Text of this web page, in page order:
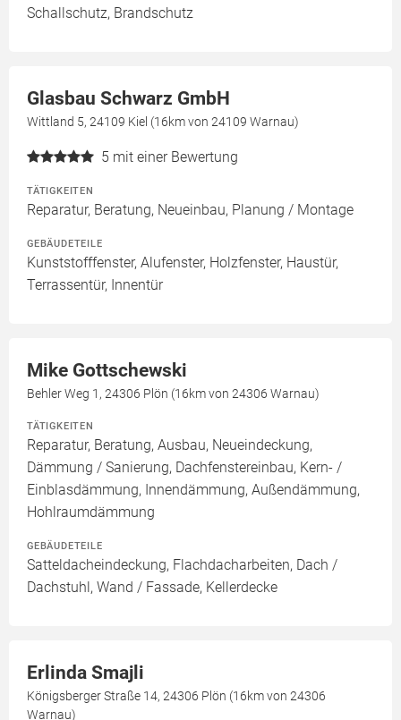
Schallschutz, Brandschutz
Glasbau Schwarz GmbH
Wittland 5, 24109 Kiel (16km von 24109 Warnau)
5 mit einer Bewertung
TÄTIGKEITEN
Reparatur, Beratung, Neueinbau, Planung / Montage
GEBÄUDETEILE
Kunststofffenster, Alufenster, Holzfenster, Haustür,
Terrassentür, Innentür
Mike Gottschewski
Behler Weg 1, 24306 Plön (16km von 24306 Warnau)
TÄTIGKEITEN
Reparatur, Beratung, Ausbau, Neueindeckung,
Dämmung / Sanierung, Dachfenstereinbau, Kern- /
Einblasdämmung, Innendämmung, Außendämmung,
Hohlraumdämmung
GEBÄUDETEILE
Satteldacheindeckung, Flachdacharbeiten, Dach /
Dachstuhl, Wand / Fassade, Kellerdecke
Erlinda Smajli
Königsberger Straße 14, 24306 Plön (16km von 24306
Warnau)